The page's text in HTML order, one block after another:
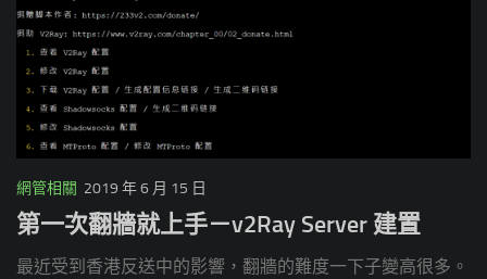
網管相關 2019 年 6 月 15 日
第一次翻牆就上手－v2Ray Server 建置
最近受到香港反送中的影響，翻牆的難度一下子變高很多。